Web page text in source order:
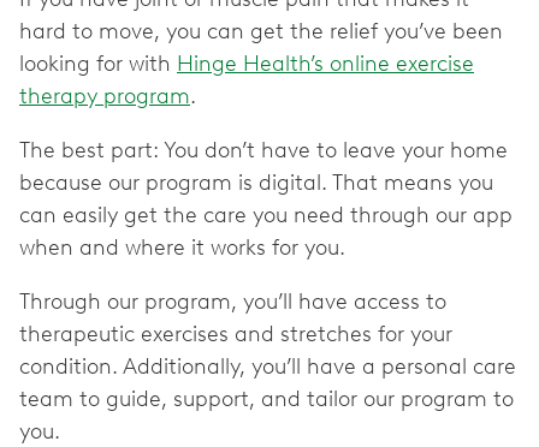
hard to move, you can get the relief you’ve been
looking for with Hinge Health’s online exercise
therapy program.
The best part: You don’t have to leave your home
because our program is digital. That means you
can easily get the care you need through our app
when and where it works for you.
Through our program, you’ll have access to
therapeutic exercises and stretches for your
condition. Additionally, you’ll have a personal care
team to guide, support, and tailor our program to
you.